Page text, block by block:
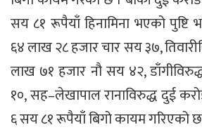
सय ८१ रूपैयाँ हिनामिना भएको पुष्टि
६४ लाख २८ हजार चार सय ३७,
लाख ७१ हजार नौ सय ४२,
१०, सह–लेखापाल रानाविरुद्ध दुई
६ सय ८१ रूपैयाँ बिगो कायम गरिएको